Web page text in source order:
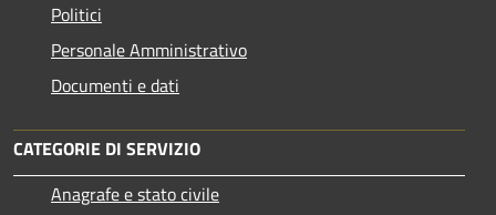
Politici
Personale Amministrativo
Documenti e dati
CATEGORIE DI SERVIZIO
Anagrafe e stato civile